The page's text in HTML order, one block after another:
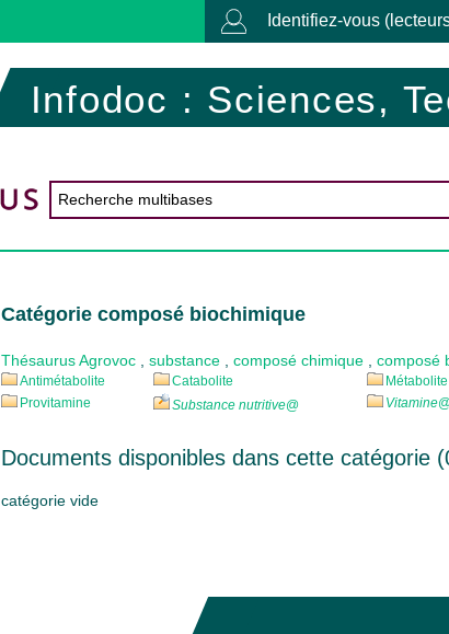
Identifiez-vous
Infodoc : Sciences,
Catégorie composé biochimique
Thésaurus Agrovoc substance composé chimique composé
Antimétabolite Catabolite
Métabolite
Provitamine
Substance nutritive@ Vitamine
Documents disponibles dans cette catégorie (
catégorie vide